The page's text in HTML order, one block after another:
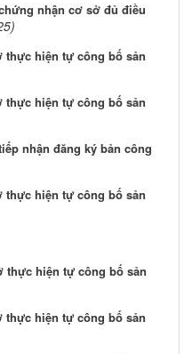
nhận cơ sở đủ điều
thực hiện tự công bố sản
thực hiện tự công bố sản
nhận đăng ký bản công
thực hiện tự công bố sản
thực hiện tự công bố sản
thực hiện tự công bố sản